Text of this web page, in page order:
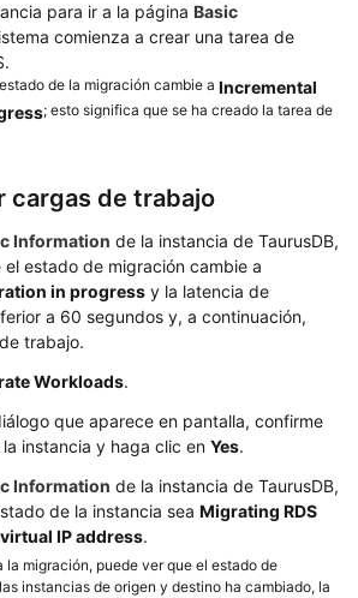
para ir a la página Basic
comienza a crear una tarea de
de la migración cambie a Incremental
; esto significa que se ha creado la tarea de
cargas de trabajo
Information de la instancia de TaurusDB,
estado de migración cambie a
in progress y la latencia de
a 60 segundos y, a continuación,
trabajo.
Workloads.
que aparece en pantalla, confirme
instancia y haga clic en Yes.
Information de la instancia de TaurusDB,
de la instancia sea Migrating RDS
IP address.
la migración, puede ver que el estado de
instancias de origen y destino ha cambiado, la